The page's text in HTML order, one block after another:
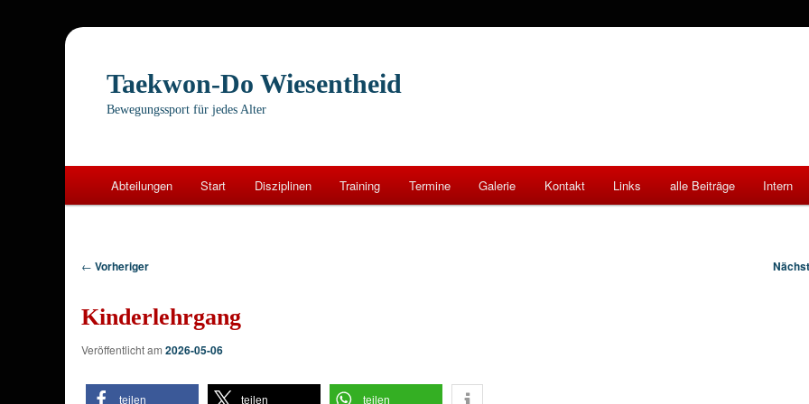
Taekwon-Do Wiesentheid
Bewegungssport für jedes Alter
Zum
Inhalt
springen
Abteilungen Start Disziplinen Training Termine Galerie Kontakt Links alle Beiträge Intern
Beitragsnavigation
← Vorheriger
Kinderlehrgang
Veröffentlicht am 2026-05-06
teilen teilen teilen